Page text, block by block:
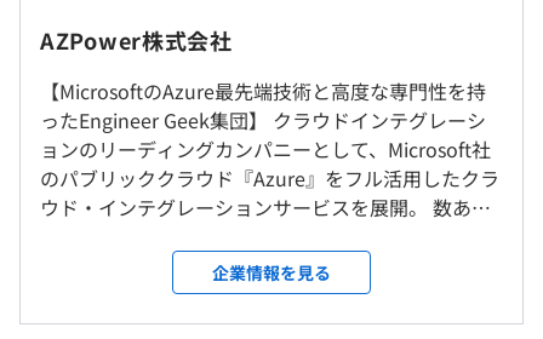
③人事部門：採用面接のスクリーニング
初期段階の採用面接を自動化。ChatGPTが候補者の回答
を分析し、適性と技能を評価できます。
■学ぶ意欲がありスキルUPを目指す方には、必要に応じ
て外部研修やセミナーなどを受講できます。
■技術書は会社で購入いたします。
◎リモート勤務可
※顧客先勤務が週に2〜3回前後発生することがあります。
就業場所の変更範囲
＜雇入時＞
東京本社あるいは都内23区内の常駐先
＜変更範囲＞
間／月：45時間0分）
※固定残業時間45時間超えは追加の支払い対象となりま
す（45時間には平日、休日、深夜などの所定外労働時間
も含む）
※前職の給与や経験を考慮して決定しております、まずは
ご相談ください。
※その他、資格手当や諸々手当がございます。
AZPower株式会社
【MicrosoftのAzure最先端技術と高度な専門性を持
ったEngineer Geek集団】 クラウドインテグレーシ
ョンのリーディングカンパニーとして、Microsoft社
のパブリッククラウド『Azure』をフル活用したクラ
ウド・インテグレーションサービスを展開。 数ある
だと認知されており、Cloud Solutionの分野におい
ては5冠、Specializationの分野においては3冠を所有
しています。 ★Azure／Microsoft365構築のプロフェ
企業情報を見る